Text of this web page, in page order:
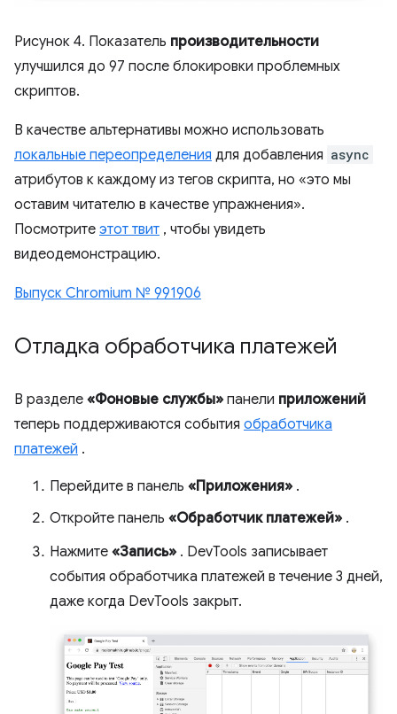
Рисунок 4. Показатель производительности
улучшился до 97 после блокировки проблемных
скриптов.
В качестве альтернативы можно использовать
локальные переопределения для добавления async
атрибутов к каждому из тегов скрипта, но «это мы
оставим читателю в качестве упражнения».
Посмотрите этот твит , чтобы увидеть
видеодемонстрацию.
Выпуск Chromium № 991906
Отладка обработчика платежей
В разделе «Фоновые службы» панели приложений
теперь поддерживаются события обработчика
платежей .
Перейдите в панель «Приложения» .
Откройте панель «Обработчик платежей» .
Нажмите «Запись» . DevTools записывает
события обработчика платежей в течение 3 дней,
даже когда DevTools закрыт.